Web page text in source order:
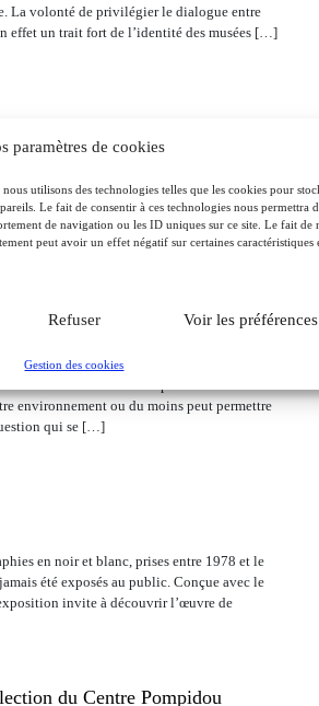
paramètres de cookies
utilisons des technologies telles que les cookies pour
Le fait de consentir à ces technologies nous permettra
de navigation ou les ID uniques sur ce site. Le fait de
peut avoir un effet négatif sur certaines caractéristiques
Refuser Voir les préférences
Gestion des cookies
La volonté de privilégier le dialogue entre
effet un trait fort de l’identité des musées […]
établis. Depuis les années 1960, les
L’exposition explore cette
malmené, oscillant entre rêve et
notre rapport à nos environnements –
aussi minéraux. L’exposition se
environnement ou du moins peut permettre
qui se […]
en noir et blanc, prises entre 1978 et le
été exposés au public. Conçue avec le
invite à découvrir l’œuvre de
du Centre Pompidou